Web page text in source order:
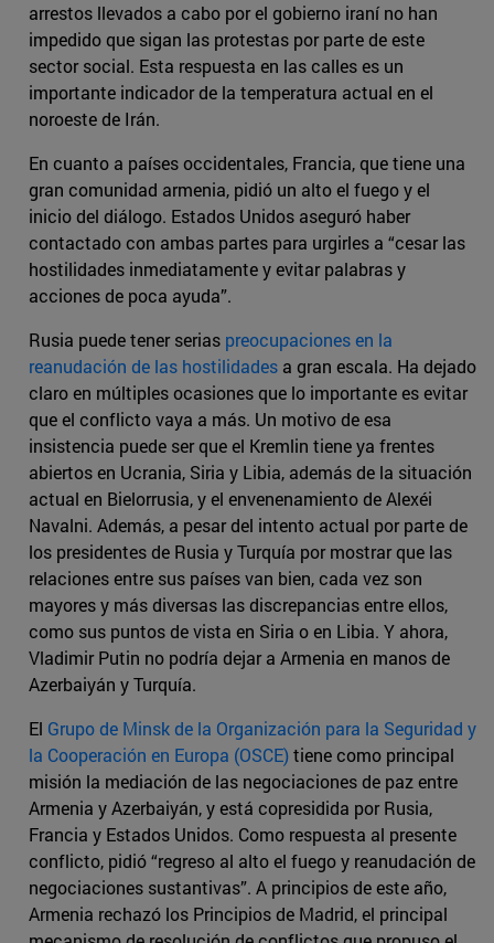
arrestos llevados a cabo por el gobierno iraní no han
impedido que sigan las protestas por parte de este
sector social. Esta respuesta en las calles es un
importante indicador de la temperatura actual en el
noroeste de Irán.
En cuanto a países occidentales, Francia, que tiene una
gran comunidad armenia, pidió un alto el fuego y el
inicio del diálogo. Estados Unidos aseguró haber
contactado con ambas partes para urgirles a “cesar las
hostilidades inmediatamente y evitar palabras y
acciones de poca ayuda”.
Rusia puede tener serias preocupaciones en la
reanudación de las hostilidades a gran escala. Ha dejado
claro en múltiples ocasiones que lo importante es evitar
que el conflicto vaya a más. Un motivo de esa
insistencia puede ser que el Kremlin tiene ya frentes
abiertos en Ucrania, Siria y Libia, además de la situación
actual en Bielorrusia, y el envenenamiento de Alexéi
Navalni. Además, a pesar del intento actual por parte de
los presidentes de Rusia y Turquía por mostrar que las
relaciones entre sus países van bien, cada vez son
mayores y más diversas las discrepancias entre ellos,
como sus puntos de vista en Siria o en Libia. Y ahora,
Vladimir Putin no podría dejar a Armenia en manos de
Azerbaiyán y Turquía.
El Grupo de Minsk de la Organización para la Seguridad y
la Cooperación en Europa (OSCE)tiene como principal
misión la mediación de las negociaciones de paz entre
Armenia y Azerbaiyán, y está copresidida por Rusia,
Francia y Estados Unidos. Como respuesta al presente
conflicto, pidió “regreso al alto el fuego y reanudación de
negociaciones sustantivas”. A principios de este año,
Armenia rechazó los Principios de Madrid, el principal